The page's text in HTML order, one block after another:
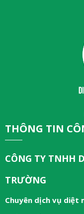
THÔNG TIN
CÔNG TY TNHH
TRƯỜNG
Chuyên dịch vụ diệt